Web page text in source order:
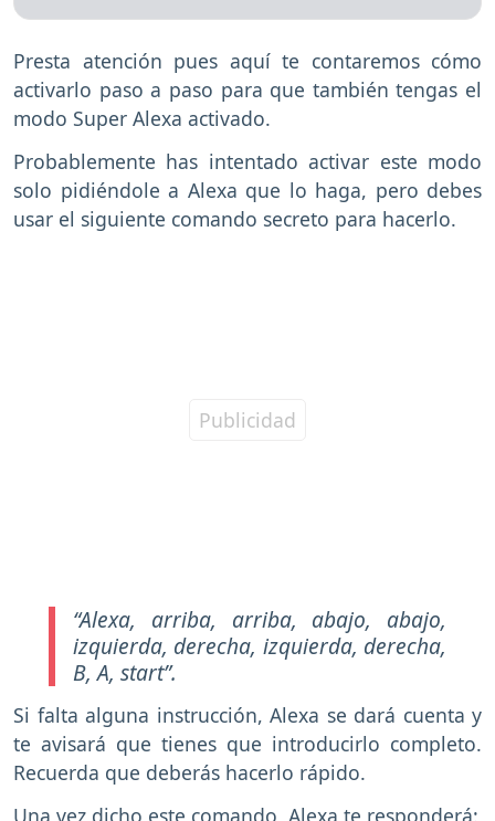
Presta atención pues aquí te contaremos cómo
activarlo paso a paso para que también tengas el
modo Super Alexa activado.
Probablemente has intentado activar este modo
solo pidiéndole a Alexa que lo haga, pero debes
usar el siguiente comando secreto para hacerlo.
“Alexa, arriba, arriba, abajo, abajo,
izquierda, derecha, izquierda, derecha,
B, A, start”.
Si falta alguna instrucción, Alexa se dará cuenta y
te avisará que tienes que introducirlo completo.
Recuerda que deberás hacerlo rápido.
Una vez dicho este comando, Alexa te responderá: